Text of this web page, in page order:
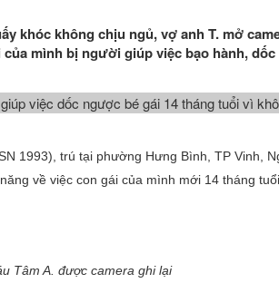
khóc không chịu ngủ, vợ anh T. mở
mình bị người giúp việc bạo hành,
1993), trú tại phường Hưng Bình, TP Vinh,
về việc con gái của mình mới 14 tháng
Tâm A. được camera ghi lại